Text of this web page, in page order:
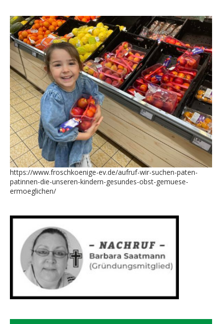
https://www.froschkoenige-ev.de/aufruf-wir-suchen-paten-
patinnen-die-unseren-kindern-gesundes-obst-gemuese-
ermoeglichen/